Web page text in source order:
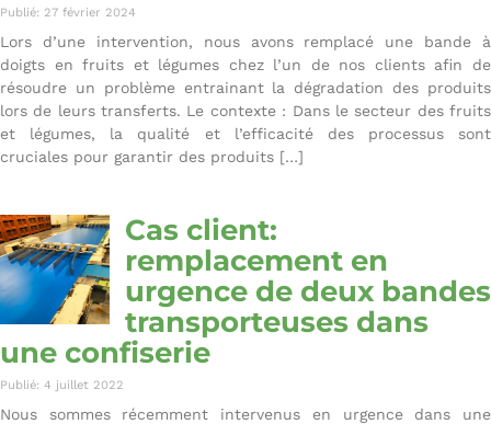
Publié: 27 février 2024
Lors d’une intervention, nous avons remplacé une bande à
doigts en fruits et légumes chez l’un de nos clients afin de
résoudre un problème entrainant la dégradation des produits
lors de leurs transferts. Le contexte : Dans le secteur des fruits
et légumes, la qualité et l’efficacité des processus sont
cruciales pour garantir des produits […]
Cas client:
remplacement en
urgence de deux bandes
transporteuses dans
une confiserie
Publié: 4 juillet 2022
Nous sommes récemment intervenus en urgence dans une